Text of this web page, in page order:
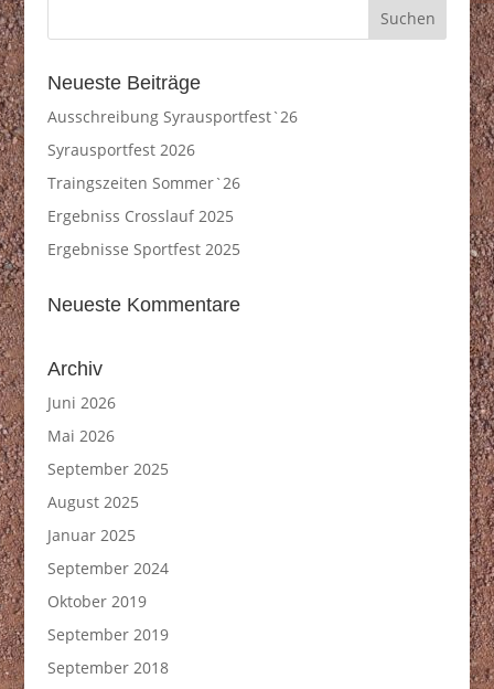
Neueste Beiträge
Ausschreibung Syrausportfest`26
Syrausportfest 2026
Traingszeiten Sommer`26
Ergebniss Crosslauf 2025
Ergebnisse Sportfest 2025
Neueste Kommentare
Archiv
Juni 2026
Mai 2026
September 2025
August 2025
Januar 2025
September 2024
Oktober 2019
September 2019
September 2018